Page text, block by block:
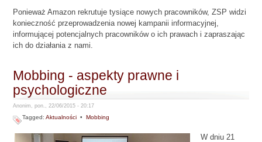
Ponieważ Amazon rekrutuje tysiące nowych pracowników, ZSP widzi
konieczność przeprowadzenia nowej kampanii informacyjnej,
informującej potencjalnych pracowników o ich prawach i zapraszając
ich do działania z nami.
Mobbing - aspekty prawne i
psychologiczne
Anonim, pon., 22/06/2015 - 20:17
Tagged:Aktualności •Mobbing
W dniu 21